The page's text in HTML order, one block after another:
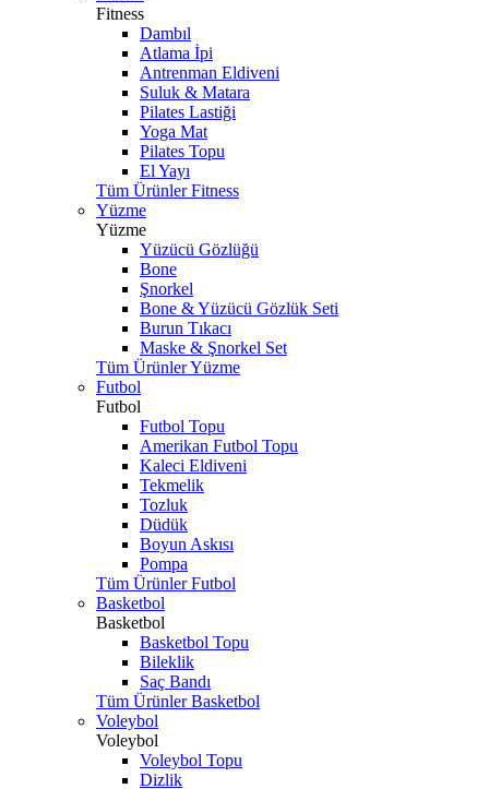
Fitness
Dambıl
Atlama İpi
Antrenman Eldiveni
Suluk & Matara
Pilates Lastiği
Yoga Mat
Pilates Topu
El Yayı
Tüm Ürünler Fitness
Yüzme
Yüzme
Yüzücü Gözlüğü
Bone
Şnorkel
Bone & Yüzücü Gözlük Seti
Burun Tıkacı
Maske & Şnorkel Set
Tüm Ürünler Yüzme
Futbol
Futbol
Futbol Topu
Amerikan Futbol Topu
Kaleci Eldiveni
Tekmelik
Tozluk
Düdük
Boyun Askısı
Pompa
Tüm Ürünler Futbol
Basketbol
Basketbol
Basketbol Topu
Bileklik
Saç Bandı
Tüm Ürünler Basketbol
Voleybol
Voleybol
Voleybol Topu
Dizlik